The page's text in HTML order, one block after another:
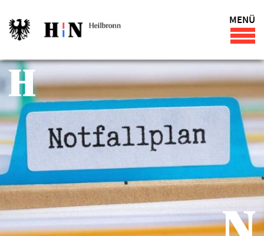
MENÜ